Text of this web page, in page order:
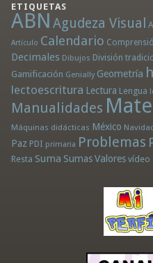
ETIQUETAS
ABN Agudeza Visual
Artículo Calendario
Decimales Dibujos División
Gamificación Genially Geometría
lectoescritura Lectura Lengua
Manualidades
Máquinas didácticas México
Paz PDI primaria Problemas
Resta Suma Sumas Valores vídeo